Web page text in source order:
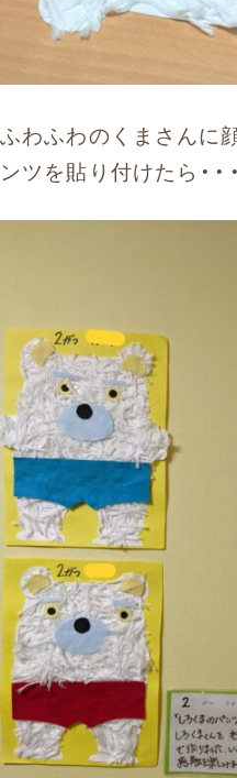
ふわふわのくまさんに
ンツを貼り付けたら・・・